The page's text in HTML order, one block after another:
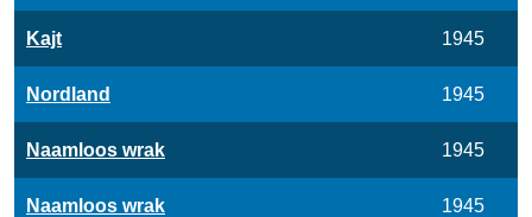
Kajt 1945
Nordland 1945
Naamloos wrak 1945
Naamloos wrak 1945